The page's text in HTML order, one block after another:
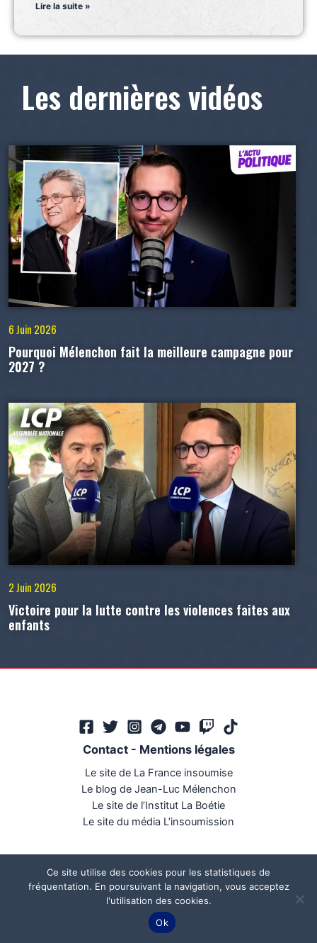
Lire la suite »
Les dernières vidéos
6 Juin 2026
Pourquoi Mélenchon fait la meilleure campagne pour
2027 ?
2 Juin 2026
Victoire pour la lutte contre les violences faites aux
enfants
Contact- Mentions légales
Le site de La France insoumise
Le blog de Jean-Luc Mélenchon
Le site de l’Institut La Boétie
Le site du média L’insoumission
Mégaphone communication
Ce site utilise des cookies pour les statistiques de
fréquentation. En poursuivant la navigation, vous acceptez
l'utilisation des cookies.
Ok